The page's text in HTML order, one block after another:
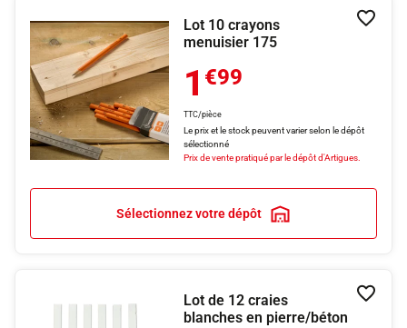
Lot 10 crayons
menuisier 175
1 €99
TTC/pièce
Le prix et le stock peuvent varier selon le dépôt
sélectionné
Prix de vente pratiqué par le dépôt d'Artigues.
Sélectionnez votre dépôt
Lot de 12 craies
blanches en pierre/béton